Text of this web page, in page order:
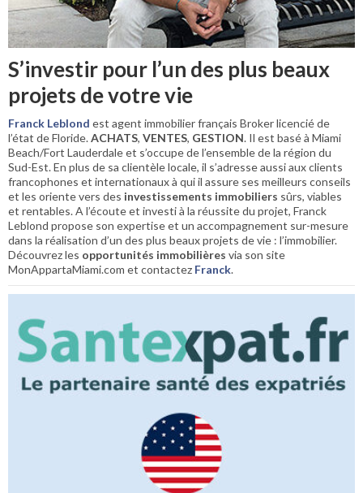
S’investir pour l’un des plus beaux
projets de votre vie
Franck Leblond est agent immobilier français Broker licencié de
l’état de Floride.ACHATS, VENTES, GESTION. Il est basé à Miami
Beach/Fort Lauderdale et s’occupe de l’ensemble de la région du
Sud-Est. En plus de sa clientèle locale, il s’adresse aussi aux clients
francophones et internationaux à qui il assure ses meilleurs conseils
et les oriente vers des investissements immobiliers sûrs, viables
et rentables. A l’écoute et investi à la réussite du projet, Franck
Leblond propose son expertise et un accompagnement sur-mesure
dans la réalisation d’un des plus beaux projets de vie : l’immobilier.
Découvrez les opportunités immobilières via son site
MonAppartaMiami.com et contactez Franck.